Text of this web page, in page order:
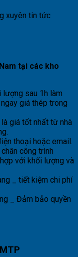
xuyên tin tức
tại các kho
lượng sau 1h làm
giá thép trong
giá tốt nhất từ nhà
thoại hoặc email.
công trình
với khối lượng và
_ tiết kiệm chi phí
_ Đảm bảo quyền